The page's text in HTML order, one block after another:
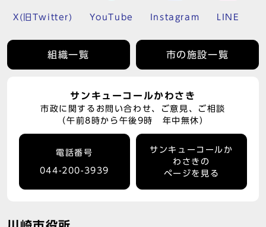
X(旧Twitter) YouTube Instagram LINE
組織一覧 市の施設一覧
サンキューコールかわさき
市政に関するお問い合わせ、ご意見、ご相談
（午前8時から午後9時 年中無休）
電話番号
044-200-3939
サンキューコールか
わさきの
ページを見る